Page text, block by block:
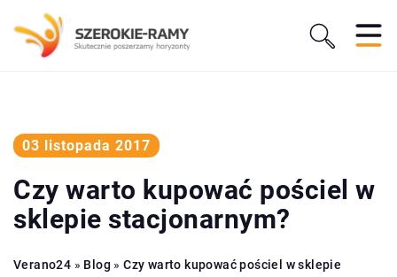
03 listopada 2017
Czy warto kupować pościel w
sklepie stacjonarnym?
Verano24 » Blog »Czy warto kupować pościel w sklepie